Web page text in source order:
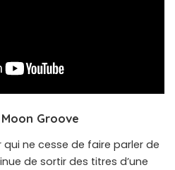
Groove
ne cesse de faire parler de
de sortir des titres d’une